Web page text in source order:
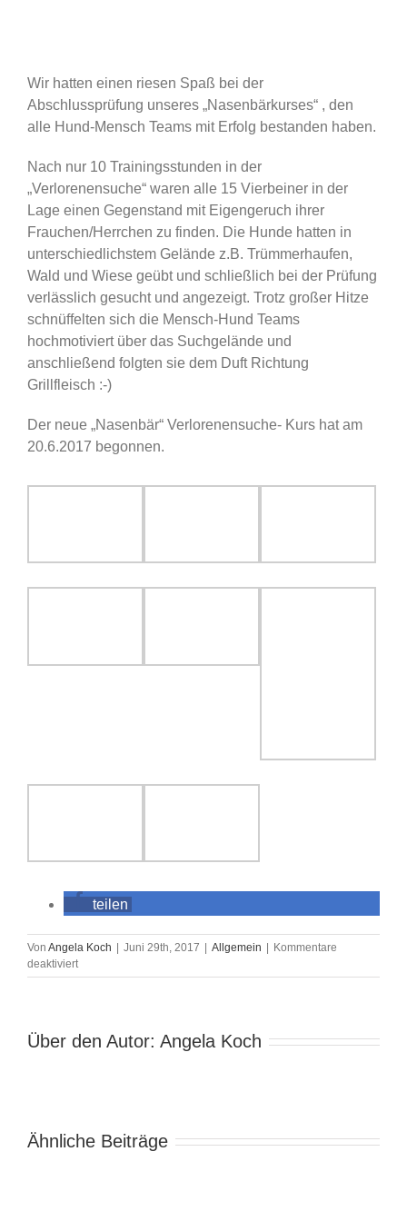
Wir hatten einen riesen Spaß bei der
Abschlussprüfung unseres „Nasenbärkurses“ , den
alle Hund-Mensch Teams mit Erfolg bestanden haben.
Nach nur 10 Trainingsstunden in der
„Verlorenensuche“ waren alle 15 Vierbeiner in der
Lage einen Gegenstand mit Eigengeruch ihrer
Frauchen/Herrchen zu finden. Die Hunde hatten in
unterschiedlichstem Gelände z.B. Trümmerhaufen,
Wald und Wiese geübt und schließlich bei der Prüfung
verlässlich gesucht und angezeigt. Trotz großer Hitze
schnüffelten sich die Mensch-Hund Teams
hochmotiviert über das Suchgelände und
anschließend folgten sie dem Duft Richtung
Grillfleisch :-)
Der neue „Nasenbär“ Verlorenensuche- Kurs hat am
20.6.2017 begonnen.
teilen
Von Angela Koch Juni 29th, 2017 Allgemein
Kommentare
deaktiviertfür
Riesen
Advo-
Über den Autor: Angela Koch
Ähnliche Beiträge